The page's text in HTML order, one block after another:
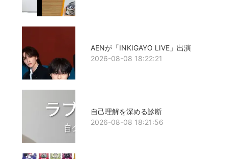
AENが「INKIGAYO LIVE」出演
2026-08-08 18:22:21
自己理解を深める診断
2026-08-08 18:21:56